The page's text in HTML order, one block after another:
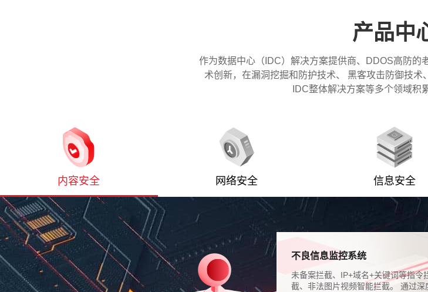
喜报-傲盾软件获中国信通院感谢信，以技术硬实力筑牢互联网基础资
合规必读-递归解析IP地址为何要报备？如何报？
产品中
作为数据中心（IDC）解决方案提供商、DDOS高防的
术创新，在漏洞挖掘和防护技术、 黑客攻击防御技术
IDC整体解决方案等多个领域积
内容安全 网络安全 信息安全
不良信息监控系统
未备案拦截、IP+域名+关键词等指令
截、非法图片视频智能拦截。 通过深